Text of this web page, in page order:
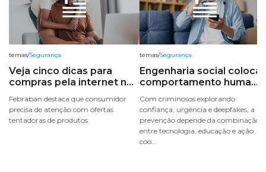
temas/Segurança
Veja cinco dicas para
compras pela internet n...
Febraban destaca que consumidor
precisa de atenção com ofertas
tentadoras de produtos
temas/Segurança
Engenharia social coloca
comportamento huma...
Com criminosos explorando
confiança, urgência e deepfakes, a
prevenção depende da combinação
entre tecnologia, educação e ação
coo...